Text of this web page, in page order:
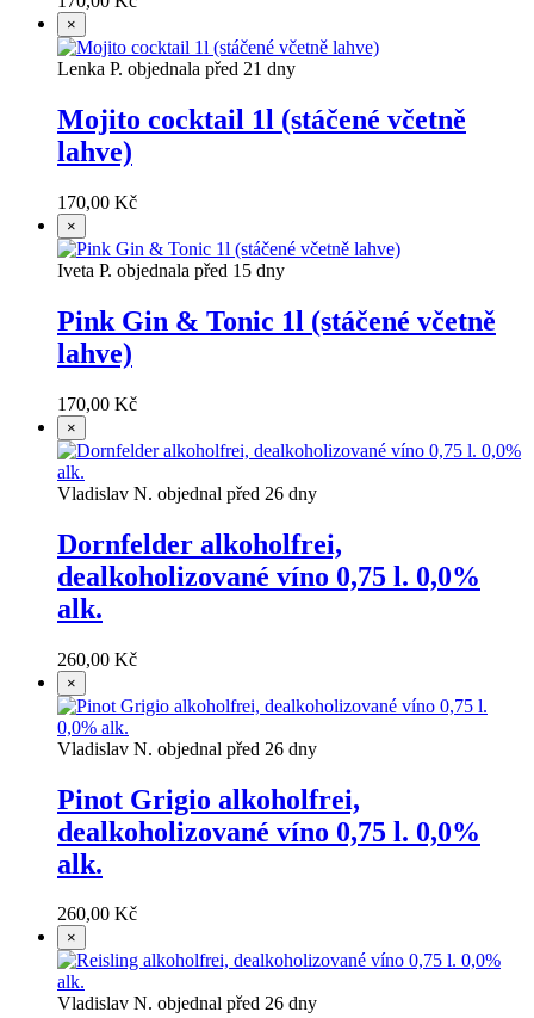
×
Lenka P. objednala před 21 dny
Mojito cocktail 1l (stáčené včetně
lahve)
170,00 Kč
×
Iveta P. objednala před 15 dny
Pink Gin & Tonic 1l (stáčené včetně
lahve)
170,00 Kč
×
Vladislav N. objednal před 26 dny
Dornfelder alkoholfrei,
dealkoholizované víno 0,75 l. 0,0%
alk.
260,00 Kč
×
Vladislav N. objednal před 26 dny
Pinot Grigio alkoholfrei,
dealkoholizované víno 0,75 l. 0,0%
alk.
260,00 Kč
×
Vladislav N. objednal před 26 dny